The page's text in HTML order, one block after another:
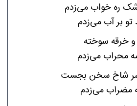
ره خواب می‌زدم
تو برآب می‌زدم
وخرقه سوخته
محراب می‌زدم
شاخ سخن بجست
مضراب می‌زدم